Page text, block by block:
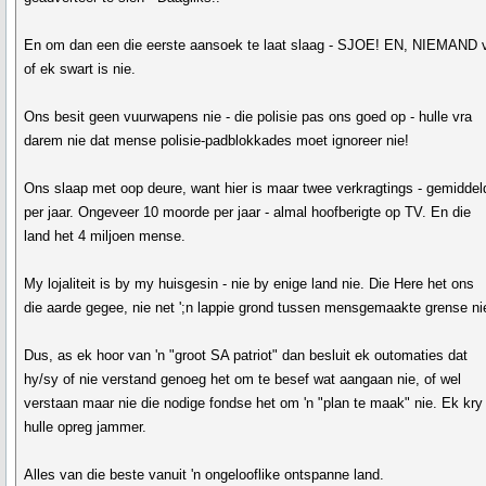
En om dan een die eerste aansoek te laat slaag - SJOE! EN, NIEMAND
of ek swart is nie.
Ons besit geen vuurwapens nie - die polisie pas ons goed op - hulle vra
darem nie dat mense polisie-padblokkades moet ignoreer nie!
Ons slaap met oop deure, want hier is maar twee verkragtings -
per jaar. Ongeveer 10 moorde per jaar - almal hoofberigte op TV. En die
land het 4 miljoen mense.
My lojaliteit is by my huisgesin - nie by enige land nie. Die Here het ons
die aarde gegee, nie net ';n lappie grond tussen mensgemaakte grense
Dus, as ek hoor van 'n "groot SA patriot" dan besluit ek outomaties dat
hy/sy of nie verstand genoeg het om te besef wat aangaan nie, of wel
verstaan maar nie die nodige fondse het om 'n "plan te maak" nie. Ek kry
hulle opreg jammer.
Alles van die beste vanuit 'n ongelooflike ontspanne land.